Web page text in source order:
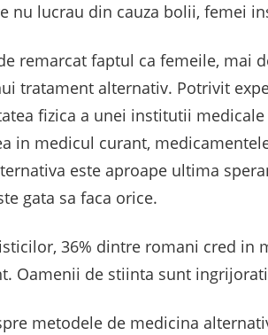
nu lucrau din cauza bolii, femei
remarcat faptul ca femeile, mai
tratament alternativ. Potrivit
fizica a unei institutii
in medicul curant,
este aproape ultima
gata sa faca orice.
36% dintre romani cred in
Oamenii de stiinta sunt
metodele de medicina